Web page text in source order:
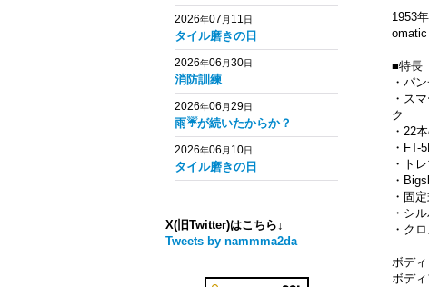
2026年07 月 11日
タイル磨きの日
2026年06 月30日
消防訓練
2026年06 月29日
雨☔️が続いたからか？
2026年06 月 10日
タイル磨きの日
X(旧Twitter)はこちら↓
Tweets by nammma2da
1953
omatic
■特長
・パ
・ス
ク
・22
・FT-
・ト
・
・固
・シ
・ク
ボデ
ボデ